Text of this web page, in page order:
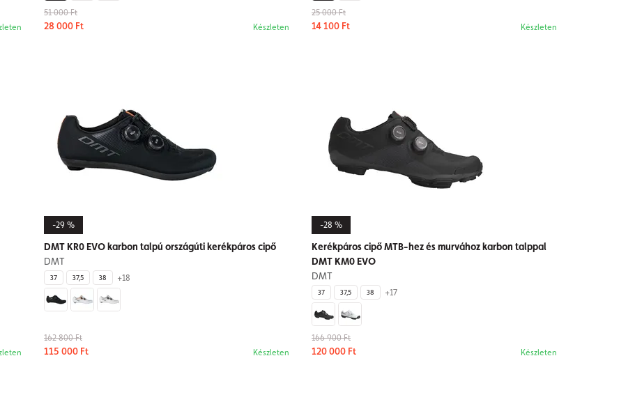
51 000 Ft
28 000 Ft Készleten
25 000 Ft
14 100 Ft Készleten
-29 %
DMT KR0 EVO karbon talpú országúti kerékpáros cipő
DMT
37 37,5 38 +18
162 800 Ft
115 000 Ft Készleten
-28 %
Kerékpáros cipő MTB-hez és murvához karbon talppal
DMT KM0 EVO
DMT
37 37,5 38 +17
166 900 Ft
120 000 Ft Készleten